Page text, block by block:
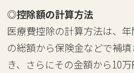
◎控除額の計算方法
医療費控除の計算方法は、
の総額から保険金などで補
き、さらにその金額から10